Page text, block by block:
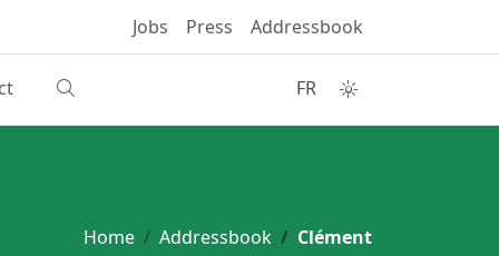
Jobs Press Addressbook
FR
Home Addressbook Clément